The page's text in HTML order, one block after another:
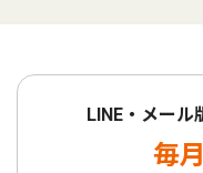
LINE・メー
毎